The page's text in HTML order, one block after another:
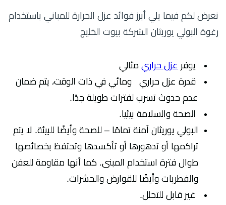
نعرض لكم فيما يلي أبرز فوائد عزل الحرارة للمباني باستخدام
رغوة البولي يوريثان الشركة بيوت الخليج
يوفر عزل حراري مثالي
قدرة عزل حراري ومائي في ذات الوقت، يتم ضمان
عدم حدوث تسرب لفترات طويلة جدًا.
الصحة والسلامة بيئيا.
البولي يوريثان آمنة تمامًا – للصحة وأيضًا للبيئة. لا يتم
تراكمها أو تدهورها أو تأكسدها وتحتفظ بخصائصها
طوال فترة استخدام المبنى. كما أنها مقاومة للعفن
والفطريات وأيضًا للقوارض والحشرات.
غير قابل للتحلل.